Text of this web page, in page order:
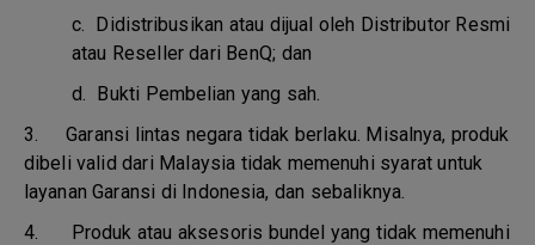
c. Didistribusikan atau dijual oleh Distributor Resmi
atau Reseller dari BenQ; dan
d. Bukti Pembelian yang sah.
3.Garansi lintas negara tidak berlaku. Misalnya, produk
dibeli valid dari Malaysia tidak memenuhi syarat untuk
layanan Garansi di Indonesia, dan sebaliknya.
4. Produk atau aksesoris bundel yang tidak memenuhi